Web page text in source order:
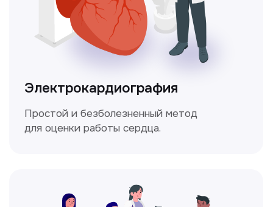
и индивидуальный план лечения
от наших опытных специалистов для
вашего здоровья.